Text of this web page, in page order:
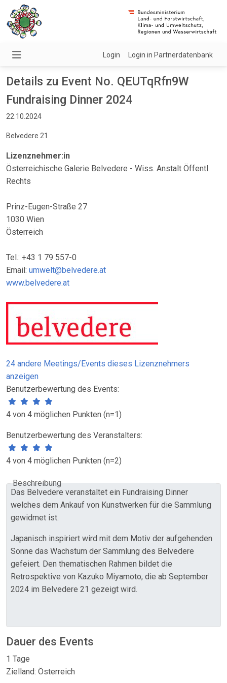
Login Login in Partnerdatenbank
Details zu Event No. QEUTqRfn9W
Fundraising Dinner 2024
22.10.2024
Belvedere 21
Lizenznehmer:in
Österreichische Galerie Belvedere - Wiss. Anstalt Öffentl.
Rechts
Prinz-Eugen-Straße 27
1030 Wien
Österreich
Tel.: +43 1 79 557-0
Email: umwelt@belvedere.at
www.belvedere.at
24 andere Meetings/Events dieses Lizenznehmers
anzeigen
Benutzerbewertung des Events:
4 von 4 möglichen Punkten (n=1)
Benutzerbewertung des Veranstalters:
4 von 4 möglichen Punkten (n=2)
Beschreibung
Das Belvedere veranstaltet ein Fundraising Dinner
welches dem Ankauf von Kunstwerken für die Sammlung
gewidmet ist.
Japanisch inspiriert wird mit dem Motiv der aufgehenden
Sonne das Wachstum der Sammlung des Belvedere
gefeiert. Den thematischen Rahmen bildet die
Retrospektive von Kazuko Miyamoto, die ab September
2024 im Belvedere 21 gezeigt wird.
Dauer des Events
1 Tage
Zielland: Österreich